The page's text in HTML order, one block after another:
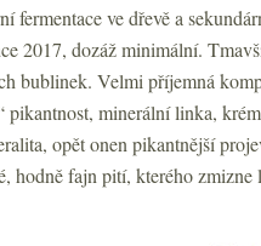
fermentace ve dřevě a
2017, dozáž minimální.
bublinek. Velmi příjemná
pikantnost, minerální linka,
opět onen pikantnější
hodně fajn pití, kterého zmizne